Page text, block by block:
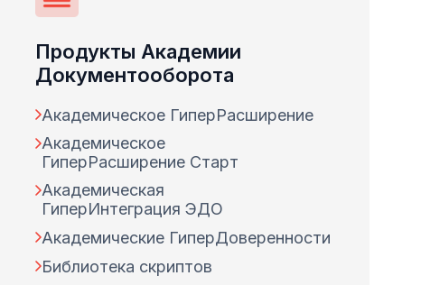
Продукты Академии
Документооборота
Академическое ГиперРасширение
Академическое
ГиперРасширение Старт
Академическая
ГиперИнтеграция ЭДО
Академические ГиперДоверенности
Библиотека скриптов